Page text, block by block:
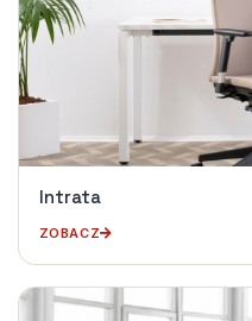
Intrata
ZOBACZ